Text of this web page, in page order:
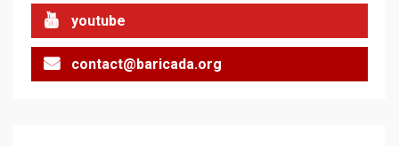
youtube
contact@baricada.org